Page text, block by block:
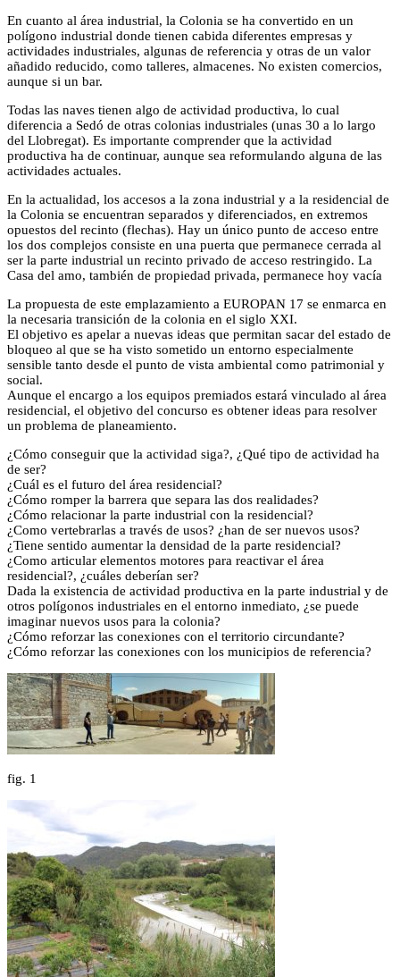
En cuanto al área industrial, la Colonia se ha convertido en un
polígono industrial donde tienen cabida diferentes empresas y
actividades industriales, algunas de referencia y otras de un valor
añadido reducido, como talleres, almacenes. No existen comercios,
aunque si un bar.
Todas las naves tienen algo de actividad productiva, lo cual
diferencia a Sedó de otras colonias industriales (unas 30 a lo largo
del Llobregat). Es importante comprender que la actividad
productiva ha de continuar, aunque sea reformulando alguna de las
actividades actuales.
En la actualidad, los accesos a la zona industrial y a la residencial de
la Colonia se encuentran separados y diferenciados, en extremos
opuestos del recinto (flechas). Hay un único punto de acceso entre
los dos complejos consiste en una puerta que permanece cerrada al
ser la parte industrial un recinto privado de acceso restringido. La
Casa del amo, también de propiedad privada, permanece hoy vacía
La propuesta de este emplazamiento a EUROPAN 17 se enmarca en
la necesaria transición de la colonia en el siglo XXI.
El objetivo es apelar a nuevas ideas que permitan sacar del estado de
bloqueo al que se ha visto sometido un entorno especialmente
sensible tanto desde el punto de vista ambiental como patrimonial y
social.
Aunque el encargo a los equipos premiados estará vinculado al área
residencial, el objetivo del concurso es obtener ideas para resolver
un problema de planeamiento.
¿Cómo conseguir que la actividad siga?, ¿Qué tipo de actividad ha
de ser?
¿Cuál es el futuro del área residencial?
¿Cómo romper la barrera que separa las dos realidades?
¿Cómo relacionar la parte industrial con la residencial?
¿Como vertebrarlas a través de usos? ¿han de ser nuevos usos?
¿Tiene sentido aumentar la densidad de la parte residencial?
¿Como articular elementos motores para reactivar el área
residencial?, ¿cuáles deberían ser?
Dada la existencia de actividad productiva en la parte industrial y de
otros polígonos industriales en el entorno inmediato, ¿se puede
imaginar nuevos usos para la colonia?
¿Cómo reforzar las conexiones con el territorio circundante?
¿Cómo reforzar las conexiones con los municipios de referencia?
fig. 1